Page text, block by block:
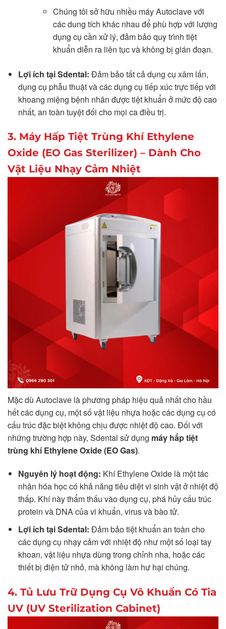
Chúng tôi sở hữu nhiều máy Autoclave với
các dung tích khác nhau để phù hợp với lượng
dụng cụ cần xử lý, đảm bảo quy trình tiệt
khuẩn diễn ra liên tục và không bị gián đoạn.
Lợi ích tại Sdental: Đảm bảo tất cả dụng cụ xâm lấn,
dụng cụ phẫu thuật và các dụng cụ tiếp xúc trực tiếp với
khoang miệng bệnh nhân được tiệt khuẩn ở mức độ cao
nhất, an toàn tuyệt đối cho mọi ca điều trị.
3. Máy Hấp Tiệt Trùng Khí Ethylene
Oxide (EO Gas Sterilizer) – Dành Cho
Vật Liệu Nhạy Cảm Nhiệt
Mặc dù Autoclave là phương pháp hiệu quả nhất cho hầu
hết các dụng cụ, một số vật liệu nhựa hoặc các dụng cụ có
cấu trúc đặc biệt không chịu được nhiệt độ cao. Đối với
những trường hợp này, Sdental sử dụng máy hấp tiệt
trùng khí Ethylene Oxide (EO Gas).
Nguyên lý hoạt động: Khí Ethylene Oxide là một tác
nhân hóa học có khả năng tiêu diệt vi sinh vật ở nhiệt độ
thấp. Khí này thẩm thấu vào dụng cụ, phá hủy cấu trúc
protein và DNA của vi khuẩn, virus và bào tử.
Lợi ích tại Sdental: Đảm bảo tiệt khuẩn an toàn cho
các dụng cụ nhạy cảm với nhiệt độ như một số loại tay
khoan, vật liệu nhựa dùng trong chỉnh nha, hoặc các
thiết bị điện tử nhỏ, mà không làm hư hại chúng.
4. Tủ Lưu Trữ Dụng Cụ Vô Khuẩn Có Tia
UV (UV Sterilization Cabinet)